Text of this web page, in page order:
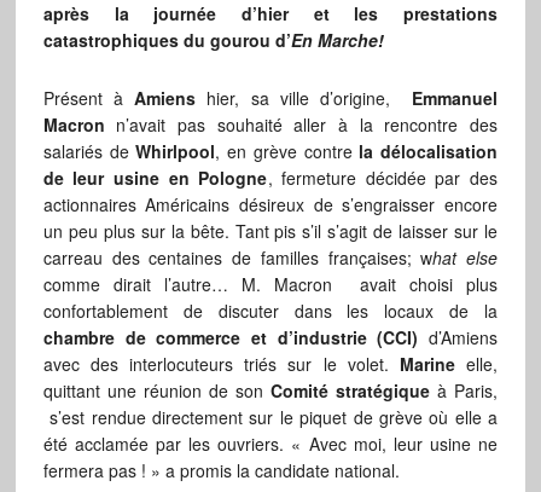
après la journée d’hier et les prestations
catastrophiques du gourou d’En Marche!
Présent àAmiens hier, sa ville d’origine,
Emmanuel
Macron n’avait pas souhaité aller à la rencontre des
salariés deWhirlpool, en grève contre la délocalisation
de leur usine en Pologne, fermeture décidée par des
actionnaires Américains désireux de s’engraisser encore
un peu plus sur la bête. Tant pis s’il s’agit de laisser sur le
carreau des centaines de familles françaises; what else
comme dirait l’autre… M. Macron avait choisi plus
confortablement de discuter dans les locaux de la
chambre de commerce et d’industrie (CCI) d’Amiens
avec des interlocuteurs triés sur le volet. Marine elle,
quittant une réunion de sonComité stratégique à Paris,
s’est rendue directement sur le piquet de grève où elle a
été acclamée par les ouvriers. « Avec moi, leur usine ne
fermera pas ! » a promis la candidate national.